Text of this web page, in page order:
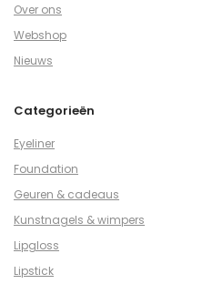
Over ons
Webshop
Nieuws
Categorieën
Eyeliner
Foundation
Geuren & cadeaus
Kunstnagels & wimpers
Lipgloss
Lipstick